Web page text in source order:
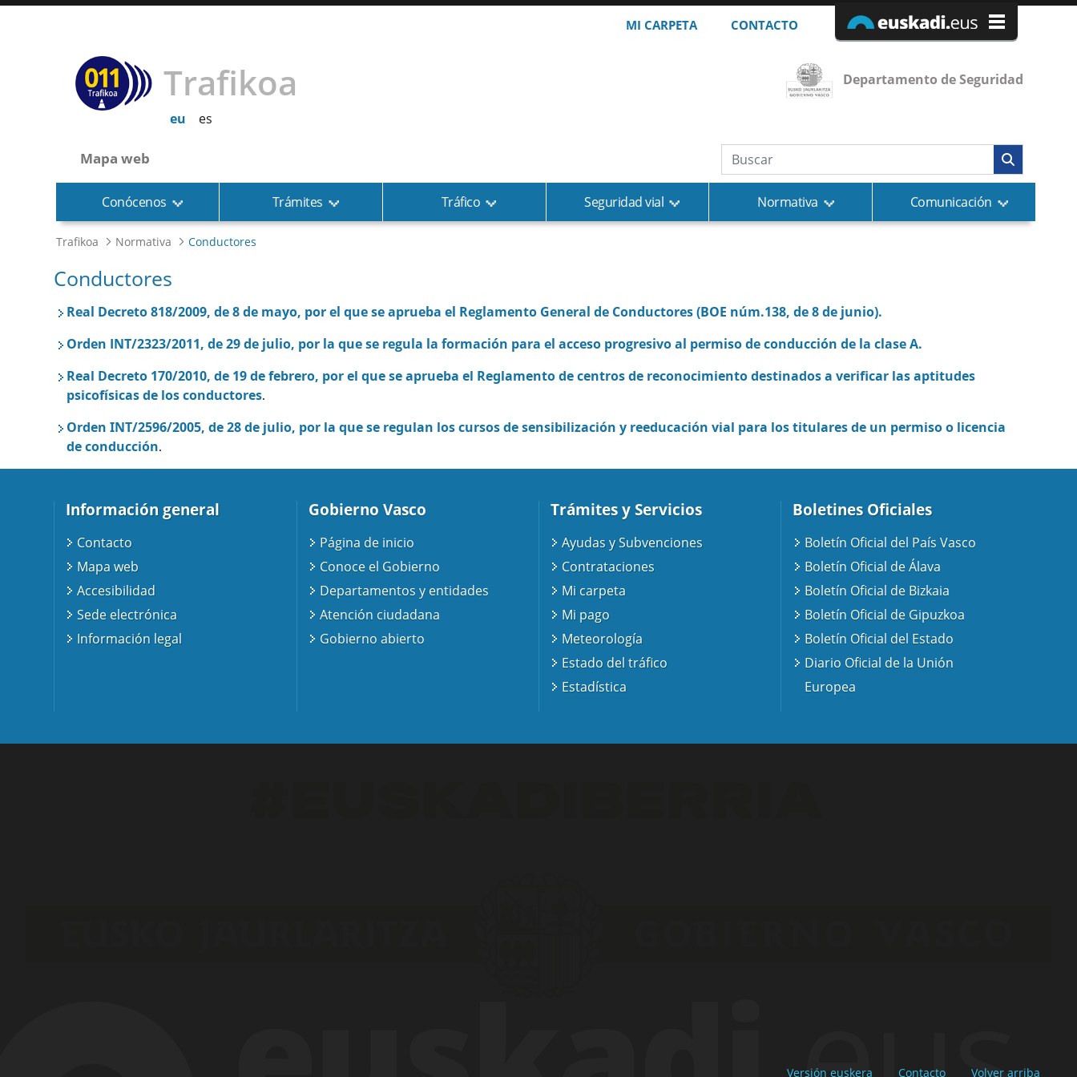
MI CARPETA CONTACTO
Trafikoa
eu es
Departamento de Seguridad
Mapa web Búsqueda web
Conócenos Trámites Tráfico Seguridad vial Normativa Comunicación
Trafikoa Normativa Conductores
Conductores
Real Decreto 818/2009, de 8 de mayo, por el que se aprueba el Reglamento General de Conductores (BOE núm.138, de 8 de junio).
Orden INT/2323/2011, de 29 de julio, por la que se regula la formación para el acceso progresivo al permiso de conducción de la clase A.
Real Decreto 170/2010, de 19 de febrero, por el que se aprueba el Reglamento de centros de reconocimiento destinados a verificar las aptitudes
psicofísicas de los conductores.
Orden INT/2596/2005, de 28 de julio, por la que se regulan los cursos de sensibilización y reeducación vial para los titulares de un permiso o licencia
de conducción.
Información general
Contacto
Mapa web
Accesibilidad
Sede electrónica
Información legal
Gobierno Vasco
Página de inicio
Conoce el Gobierno
Departamentos y entidades
Atención ciudadana
Gobierno abierto
Trámites y Servicios
Ayudas y Subvenciones
Contrataciones
Mi carpeta
Mi pago
Meteorología
Estado del tráfico
Estadística
Boletines Oficiales
Boletín Oficial del País Vasco
Boletín Oficial de Álava
Boletín Oficial de Bizkaia
Boletín Oficial de Gipuzkoa
Boletín Oficial del Estado
Diario Oficial de la Unión
Europea
Versión euskera Contacto Volver arriba